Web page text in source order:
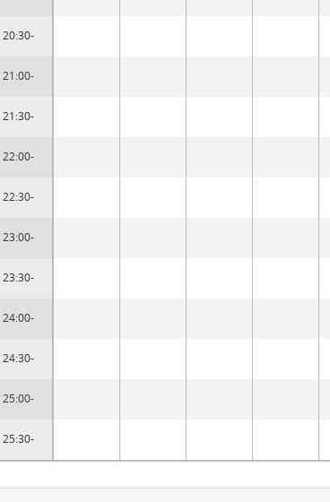
20:30-
21:00-
21:30-
22:00-
22:30-
23:00-
23:30-
24:00-
24:30-
25:00-
25:30-